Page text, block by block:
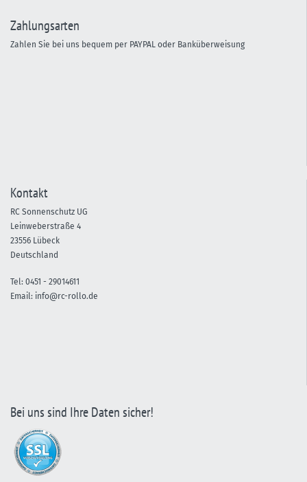
Zahlungsarten
Zahlen Sie bei uns bequem per PAYPAL oder Banküberweisung
Kontakt
RC Sonnenschutz UG
Leinweberstraße 4
23556 Lübeck
Deutschland
Tel: 0451 - 29014611
Email: info@rc-rollo.de
Bei uns sind Ihre Daten sicher!